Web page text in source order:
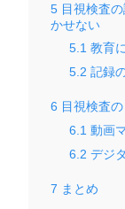
5 目視検査
かせない
5.1 教育
5.2 記録
6 目視検査
6.1 動画
6.2 デジ
7 まとめ